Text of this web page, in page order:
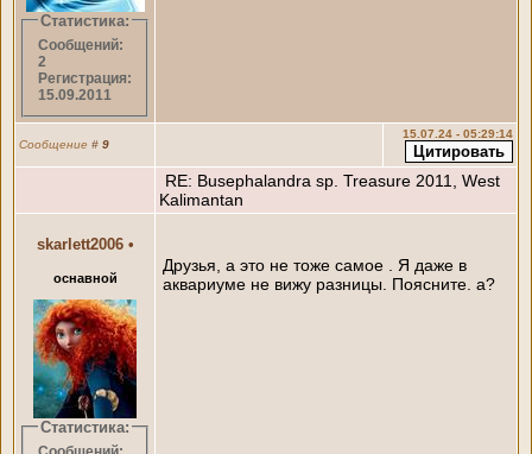
Статистика:
Сообщений:
2
Регистрация:
15.09.2011
Сообщение # 9
15.07.24 - 05:29:14
RE: Busephalandra sp. Treasure 2011, West
Kalimantan
skarlett2006 •
оснавной
Статистика:
Друзья, а это не тоже самое . Я даже в
аквариуме не вижу разницы. Поясните. а?